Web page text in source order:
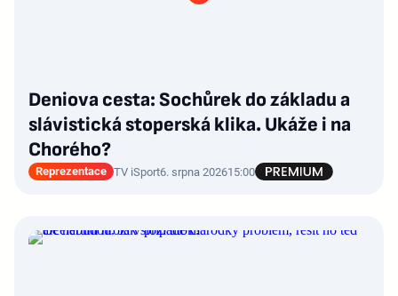
Deniova cesta: Sochůrek do základu a
slávistická stoperská klika. Ukáže i na
Chorého?
Reprezentace TV iSport6. srpna 202615:00